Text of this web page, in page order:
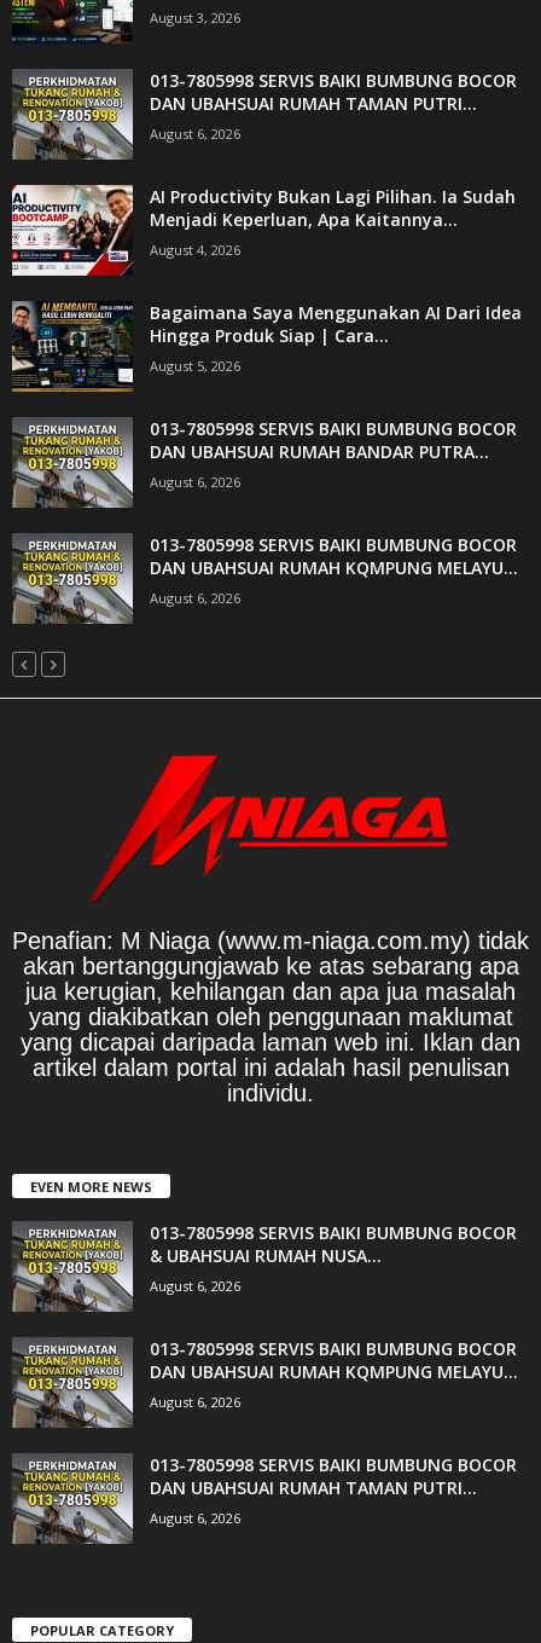
August 3, 2026
013-7805998 SERVIS BAIKI BUMBUNG BOCOR
DAN UBAHSUAI RUMAH TAMAN PUTRI...
August 6, 2026
AI Productivity Bukan Lagi Pilihan. Ia Sudah
Menjadi Keperluan, Apa Kaitannya...
August 4, 2026
Bagaimana Saya Menggunakan AI Dari Idea
Hingga Produk Siap | Cara...
August 5, 2026
013-7805998 SERVIS BAIKI BUMBUNG BOCOR
DAN UBAHSUAI RUMAH BANDAR PUTRA...
August 6, 2026
013-7805998 SERVIS BAIKI BUMBUNG BOCOR
DAN UBAHSUAI RUMAH KQMPUNG MELAYU...
August 6, 2026
Penafian: M Niaga (www.m-niaga.com.my) tidak
akan bertanggungjawab ke atas sebarang apa
jua kerugian, kehilangan dan apa jua masalah
yang diakibatkan oleh penggunaan maklumat
yang dicapai daripada laman web ini. Iklan dan
artikel dalam portal ini adalah hasil penulisan
individu.
EVEN MORE NEWS
013-7805998 SERVIS BAIKI BUMBUNG BOCOR
& UBAHSUAI RUMAH NUSA...
August 6, 2026
013-7805998 SERVIS BAIKI BUMBUNG BOCOR
DAN UBAHSUAI RUMAH KQMPUNG MELAYU...
August 6, 2026
013-7805998 SERVIS BAIKI BUMBUNG BOCOR
DAN UBAHSUAI RUMAH TAMAN PUTRI...
August 6, 2026
POPULAR CATEGORY